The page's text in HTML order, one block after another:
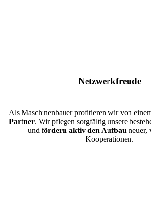
Netzwerkfreude
Als Maschinenbauer profitieren wir von
Partner. Wir pflegen sorgfältig unsere
und fördern aktiv den Aufbau neuer,
Kooperationen.